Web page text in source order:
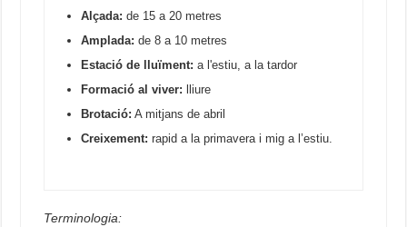
Alçada: de 15 a 20 metres
Amplada: de 8 a 10 metres
Estació de lluïment: a l'estiu, a la tardor
Formació al viver: lliure
Brotació: A mitjans de abril
Creixement: rapid a la primavera i mig a l’estiu.
Terminologia: